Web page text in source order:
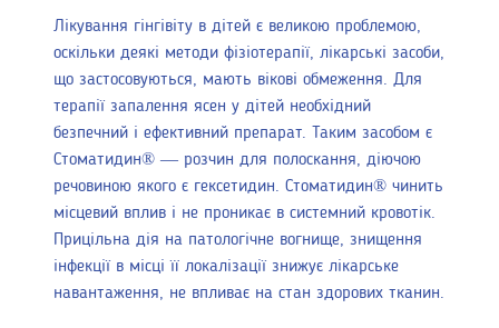
Лікування гінгівіту в дітей є великою проблемою,
оскільки деякі методи фізіотерапії, лікарські засоби,
що застосовуються, мають вікові обмеження. Для
терапії запалення ясен у дітей необхідний
безпечний і ефективний препарат. Таким засобом є
Стоматидин® — розчин для полоскання, діючою
речовиною якого є гексетидин. Стоматидин® чинить
місцевий вплив і не проникає в системний кровотік.
Прицільна дія на патологічне вогнище, знищення
інфекції в місці її локалізації знижує лікарське
навантаження, не впливає на стан здорових тканин.